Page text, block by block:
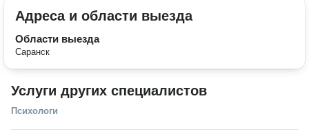
Адреса и области выезда
Области выезда
Саранск
Услуги других специалистов
Психологи